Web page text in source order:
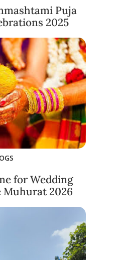
Puja
2025
for Wedding
Muhurat 2026